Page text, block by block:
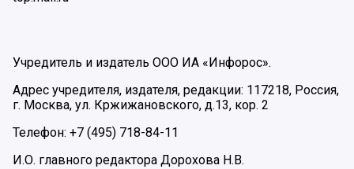
Учредитель и издатель ООО ИА «Инфорос».
Адрес учредителя, издателя, редакции: 117218, Россия,
г. Москва, ул. Кржижановского, д.13, кор. 2
Телефон: +7 (495) 718-84-11
И.О. главного редактора Дорохова Н.В.